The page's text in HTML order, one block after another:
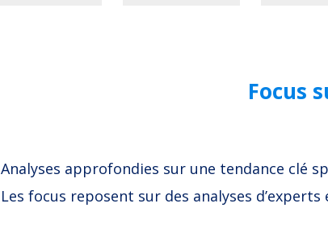
Focus
Analyses approfondies sur une tendance clé
Les focus reposent sur des analyses